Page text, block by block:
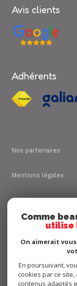
Avis clients
Adhérents
Nos partenaires
Mentions légales
Admin
Nos honoraires
Cookies
Comme
utilise
On aimerait
En poursuivant,
cookies par ce
contenus adaptés